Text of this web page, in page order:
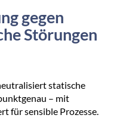
gegen
Störungen
statische
– mit
für sensible Prozesse.